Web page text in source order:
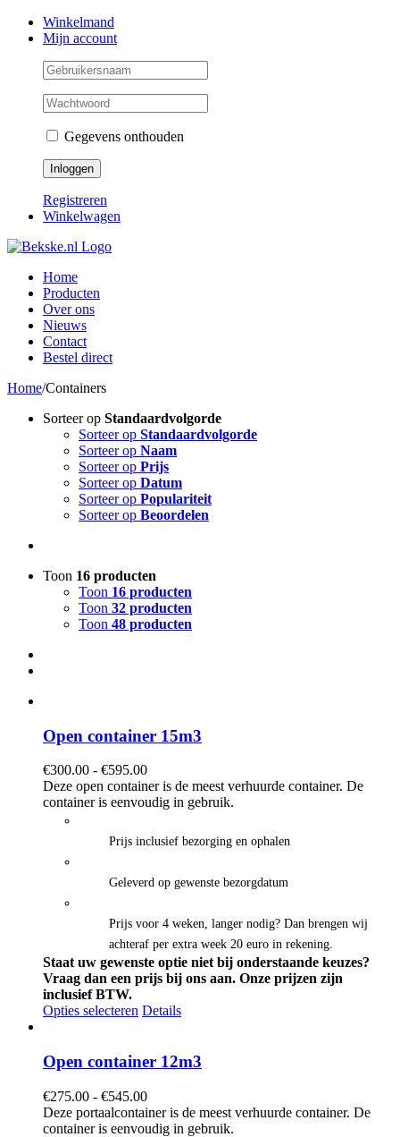
Skip
Facebook
Instagram
TwitterWinkelmand
Mijn account
Gegevens onthouden
Registreren
Winkelwagen
Home
Producten
Over ons
Nieuws
Contact
Bestel direct
Home/Containers
Sorteer op Standaardvolgorde
Sorteer op Standaardvolgorde
Sorteer op Naam
Sorteer op Prijs
Sorteer op Datum
Sorteer op Populariteit
Sorteer op Beoordelen
Toon 16 producten
Toon 16 producten
Toon 32 producten
Toon 48 producten
Open container 15m3
€300.00 - €595.00Prijsklasse:
€300.00
tot
Deze open container is de meest verhuurde container. De
container is eenvoudig in gebruik.
Prijs inclusief bezorging en ophalen
Geleverd op gewenste bezorgdatum
Prijs voor 4 weken, langer nodig? Dan brengen wij
achteraf per extra week 20 euro in rekening.
Staat uw gewenste optie niet bij onderstaande keuzes?
Vraag dan een prijs bij ons aan. Onze prijzen zijn
inclusief BTW.
Opties selecteren Details
Open container 12m3
€275.00 - €545.00Prijsklasse:
€275.00
tot
Deze portaalcontainer is de meest verhuurde container. De
container is eenvoudig in gebruik.